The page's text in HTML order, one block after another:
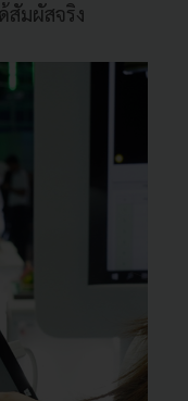
มผัสจริง